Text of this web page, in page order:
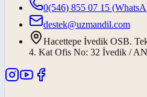
0(546) 855 07 15
destek@uzmandil.com
Hacettepe İvedik OSB.
4. Kat Ofis No: 32 İvedik /